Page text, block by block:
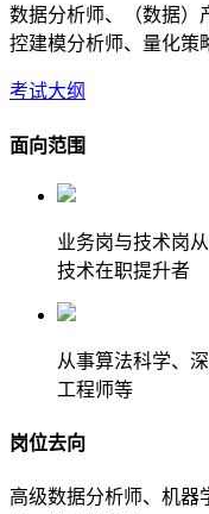
数据分析师、（数据）
控建模分析师、量化策
考试大纲
面向范围
业务岗与技术岗
技术在职提升者
从事算法科学、
工程师等
岗位去向
高级数据分析师、机器